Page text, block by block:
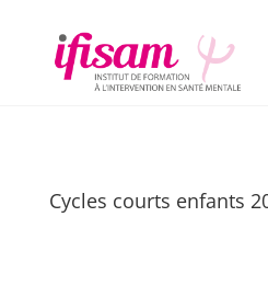
Cycles courts enfants